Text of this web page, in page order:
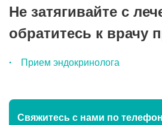
Не затягивайте с
обратитесь к врачу
Прием эндокринолога
Свяжитесь с нами по